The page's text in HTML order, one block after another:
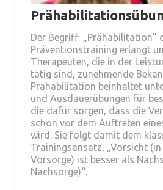
Der Begriff „Prähabilitation”
Präventionstraining erlangt
Therapeuten, die in der
tätig sind, zunehmende
Prähabilitation beinhaltet
und Ausdauerübungen für
die dafür sorgen, dass die
schon vor dem Auftreten
wird. Sie folgt damit dem
Trainingsansatz, „Vorsicht (in
Vorsorge) ist besser als
Nachsorge)“.